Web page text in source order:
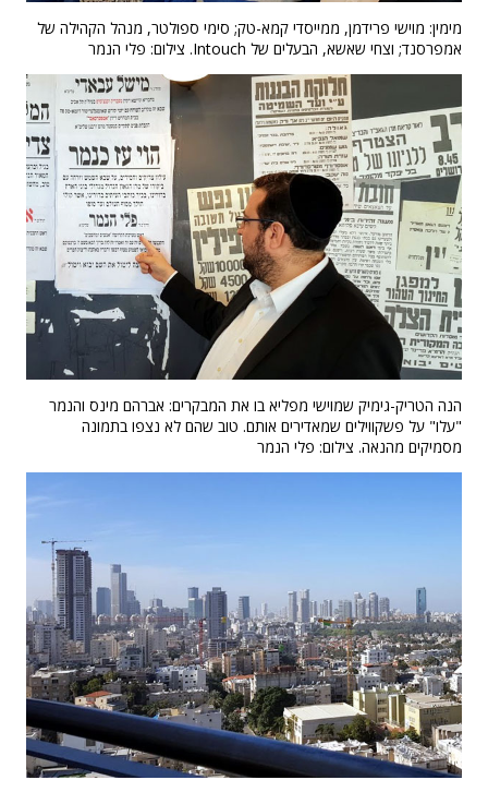
מימין: מוישי פרידמן, ממייסדי קמא-טק; סימי ספולטר, מנהל הקהילה של
אמפרסנד; וצחי שאשא, הבעלים של Intouch. צילום: פלי הנמר
הנה הטריק-גימיק שמוישי מפליא בו את המבקרים: אברהם מינס והנמר
"עלו" על פשקווילים שמאדירים אותם. טוב שהם לא נצפו בתמונה
מסמיקים מהנאה. צילום: פלי הנמר